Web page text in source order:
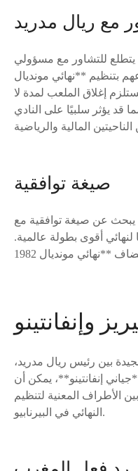
مع ريال مدريد
يتطلع للتشاور مع مسؤولي
بتنظيم **نهائي مونديال
يستلزم إغلاق الملعب لمدة لا
قد يؤثر سلبيًا على النادي
صيغة توافقية
يبحث عن صيغة توافقية مع
أقوى بطولة عالمية.
وإنفانتينو
بين رئيس ريال مدريد،
إنفانتينو**، يمكن أن
الأطراف المعنية لتنظيم
النهائي في البيرنابيو.